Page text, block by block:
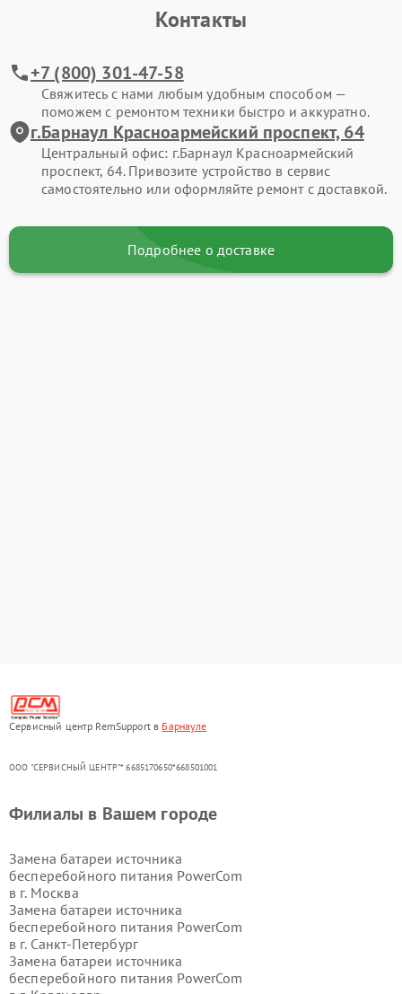
Контакты
+7 (800) 301-47-58
Свяжитесь с нами любым удобным способом —
поможем с ремонтом техники быстро и аккуратно.
г.Барнаул Красноармейский проспект, 64
Центральный офис: г.Барнаул Красноармейский
проспект, 64. Привозите устройство в сервис
самостоятельно или оформляйте ремонт с доставкой.
Подробнее о доставке
Сервисный центр RemSupport в Барнауле
ООО "СЕРВИСНЫЙ ЦЕНТР"* 6685170650*668501001
Филиалы в Вашем городе
Замена батареи источника
бесперебойного питания PowerCom
в г. Москва
Замена батареи источника
бесперебойного питания PowerCom
в г. Санкт-Петербург
Замена батареи источника
бесперебойного питания PowerCom